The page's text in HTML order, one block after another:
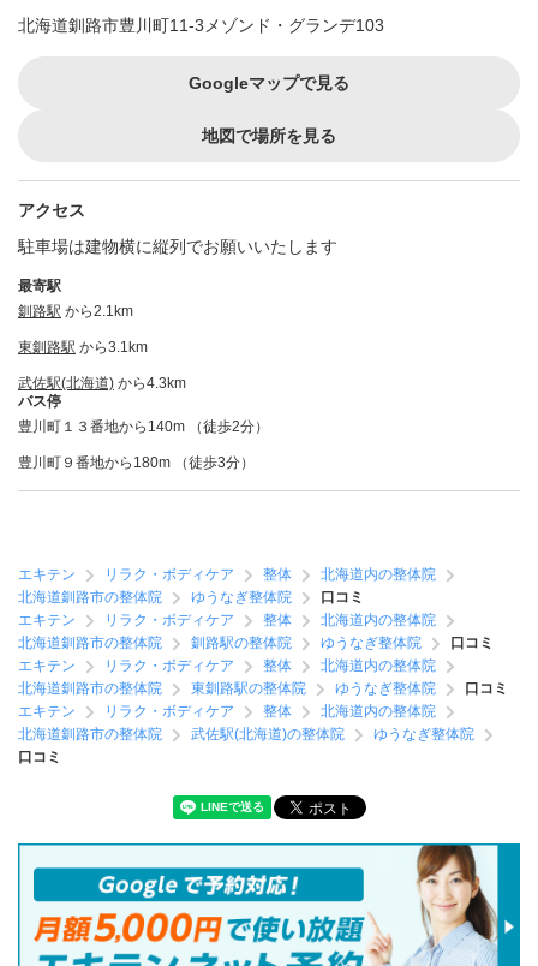
北海道釧路市豊川町11-3メゾンド・グランデ103
Googleマップで見る
地図で場所を見る
アクセス
駐車場は建物横に縦列でお願いいたします
最寄駅
釧路駅 から2.1km
東釧路駅 から3.1km
武佐駅(北海道) から4.3km
バス停
豊川町１３番地から140m （徒歩2分）
豊川町９番地から180m （徒歩3分）
エキテン リラク・ボディケア 整体
北海道内の整体院
北海道釧路市の整体院
ゆうなぎ整体院
口コミ
エキテン
リラク・ボディケア 整体
北海道内の整体院
北海道釧路市の整体院
釧路駅の整体院 ゆうなぎ整体院
口コミ
エキテン
リラク・ボディケア 整体
北海道内の整体院
北海道釧路市の整体院
東釧路駅の整体院 ゆうなぎ整体院
口コミ
エキテン
リラク・ボディケア 整体
北海道内の整体院
北海道釧路市の整体院
武佐駅(北海道)の整体院
ゆうなぎ整体院
口コミ